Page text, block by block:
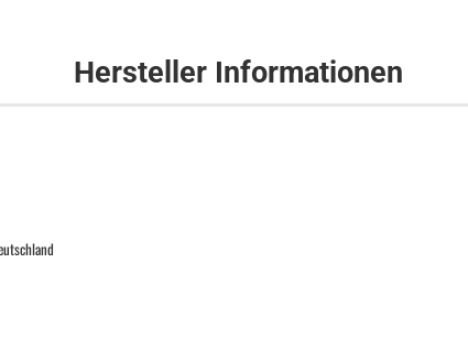
Hersteller Informationen